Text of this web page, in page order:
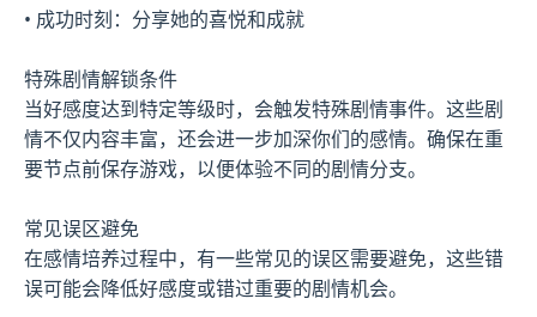
• 成功时刻：分享她的喜悦和成就
特殊剧情解锁条件
当好感度达到特定等级时，会触发特殊剧情事件。这些剧
情不仅内容丰富，还会进一步加深你们的感情。确保在重
要节点前保存游戏，以便体验不同的剧情分支。
常见误区避免
在感情培养过程中，有一些常见的误区需要避免，这些错
误可能会降低好感度或错过重要的剧情机会。